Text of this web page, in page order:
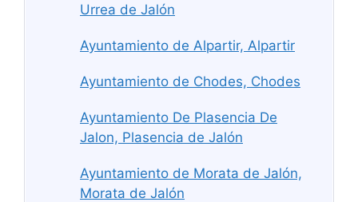
Urrea de Jalón
Ayuntamiento de Alpartir, Alpartir
Ayuntamiento de Chodes, Chodes
Ayuntamiento De Plasencia De
Jalon, Plasencia de Jalón
Ayuntamiento de Morata de Jalón,
Morata de Jalón